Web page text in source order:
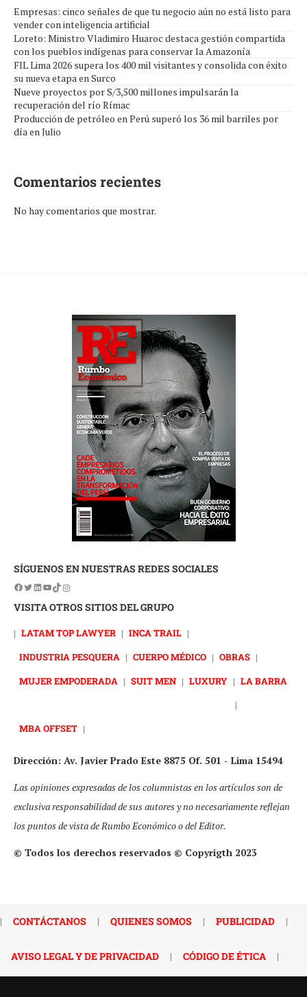
Empresas: cinco señales de que tu negocio aún no está listo para
vender con inteligencia artificial
Loreto: Ministro Vladimiro Huaroc destaca gestión compartida
con los pueblos indígenas para conservar la Amazonía
FIL Lima 2026 supera los 400 mil visitantes y consolida con éxito
su nueva etapa en Surco
Nueve proyectos por S/3,500 millones impulsarán la
recuperación del río Rímac
Producción de petróleo en Perú superó los 36 mil barriles por
día en Julio
Comentarios recientes
No hay comentarios que mostrar.
SÍGUENOS EN NUESTRAS REDES SOCIALES
VISITA OTROS SITIOS DEL GRUPO
| LATAM TOP LAWYER | INCA TRAIL |
INDUSTRIA PESQUERA | CUERPO MÉDICO | OBRAS |
MUJER EMPODERADA | SUIT MEN | LUXURY | LA BARRA
|
MBA OFFSET |
Dirección: Av. Javier Prado Este 8875 Of. 501 - Lima 15494
Las opiniones expresadas de los columnistas en los artículos son de
exclusiva responsabilidad de sus autores y no necesariamente reflejan
los puntos de vista de Rumbo Económico o del Editor.
© Todos los derechos reservados © Copyrigth 2023
| CONTÁCTANOS | QUIENES SOMOS | PUBLICIDAD |
AVISO LEGAL Y DE PRIVACIDAD | CÓDIGO DE ÉTICA |